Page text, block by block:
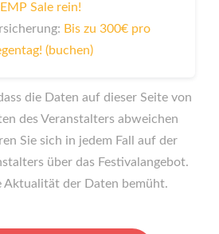
EMP Sale rein!
Bis zu 300€ pro
(buchen)
die Daten auf dieser Seite von
des Veranstalters abweichen
Sie sich in jedem Fall auf der
über das Festivalangebot.
Aktualität der Daten bemüht.